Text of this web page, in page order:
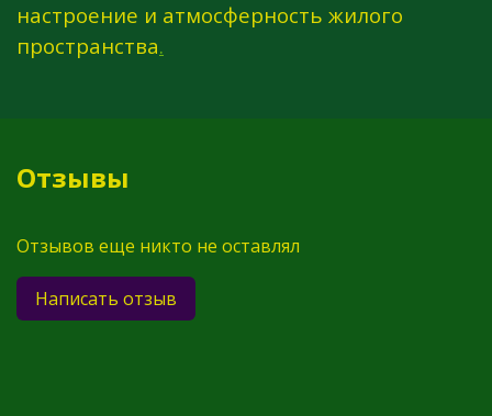
настроение и атмосферность жилого
пространства.
Отзывы
Отзывов еще никто не оставлял
Написать отзыв